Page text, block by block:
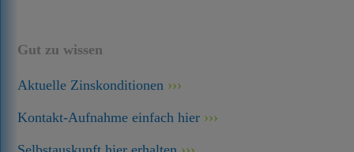
Gut zu wissen
Aktuelle Zinskonditionen
Kontakt-Aufnahme einfach hier